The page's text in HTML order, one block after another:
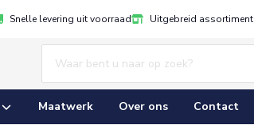
Snelle levering uit voorraad Uitgebreid assortiment
Maatwerk Over ons Contact